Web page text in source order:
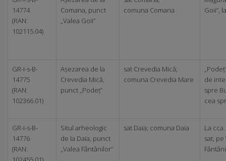
14774
(RAN:
102115.04)
Comana, punct
„Valea Goii”
comuna Comana
Goii”,
GR-I-s-B-
14775
(RAN:
102366.01)
Așezarea de la
Crevedia Mică,
punct „Podeț”
sat Crevedia Mică;
comuna Crevedia Mare
de
spre
cea
GR-I-s-B-
14776
(RAN:
Situl arheologic
de la Daia, punct
„Valea Fântânilor”
sat Daia; comuna Daia
La
sat, pe